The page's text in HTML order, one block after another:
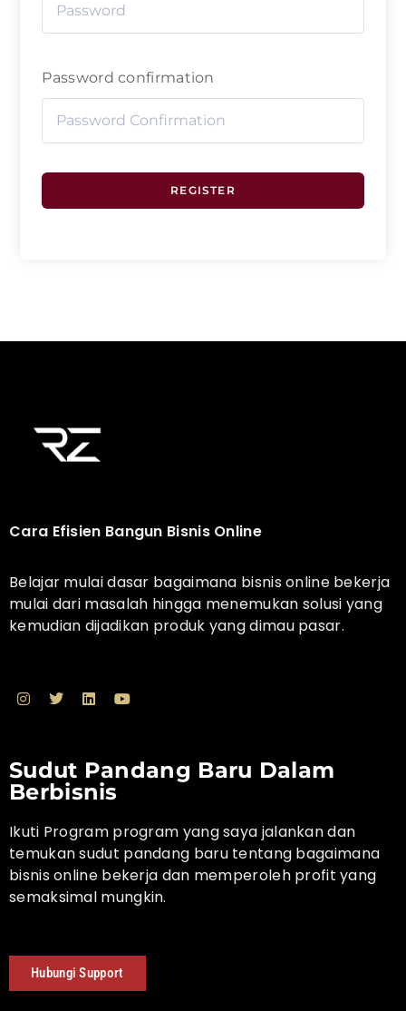
Password confirmation
REGISTER
Cara Efisien Bangun Bisnis Online
Belajar mulai dasar bagaimana bisnis online bekerja
mulai dari masalah hingga menemukan solusi yang
kemudian dijadikan produk yang dimau pasar.
Sudut Pandang Baru Dalam
Berbisnis
Ikuti Program program yang saya jalankan dan
temukan sudut pandang baru tentang bagaimana
bisnis online bekerja dan memperoleh profit yang
semaksimal mungkin.
Hubungi Support